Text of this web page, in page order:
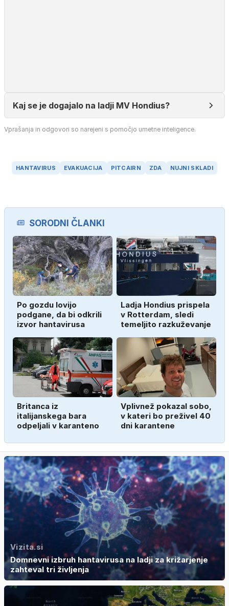
Kaj se je dogajalo na ladji MV Hondius?
Vprašanja in odgovori so narejeni s pomočjo umetne inteligence.
HANTAVIRUS EVAKUACIJA PITCAIRN ZDA NUJNI SKLADI
SORODNI ČLANKI
Po gozdu lovijo
podgane, da bi odkrili
izvor hantavirusa
Ladja Hondius prispela
v Rotterdam, sledi
temeljito razkuževanje
Britanca iz
italijanskega bara
odpeljali v karanteno
Vplivnež pokazal sobo,
v kateri bo preživel 40
dni karantene
Vizita.si
Domnevni izbruh hantavirusa na ladji za križarjenje
zahteval tri življenja